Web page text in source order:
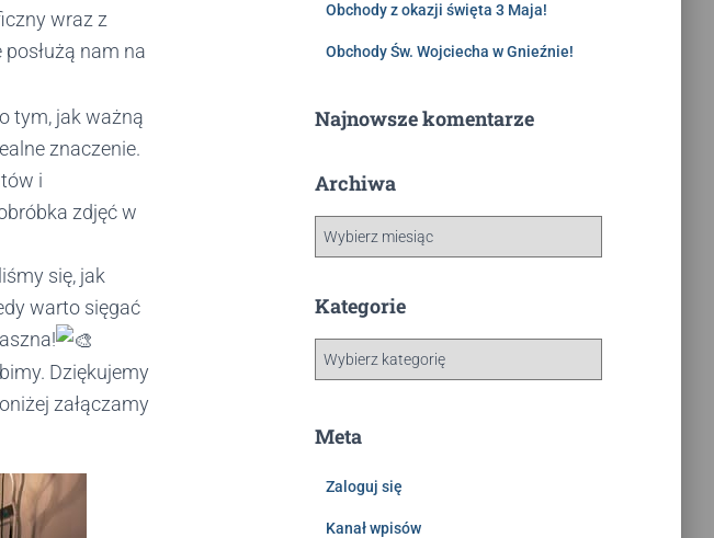
wraz z
nam na
tym, jak ważną
znaczenie.
i
zdjęć w
się, jak
warto sięgać
Dziękujemy
załączamy
Obchody z okazji święta 3 Maja!
Obchody Św. Wojciecha w Gnieźnie!
Najnowsze komentarze
Archiwa
Kategorie
Meta
Zaloguj się
Kanał wpisów